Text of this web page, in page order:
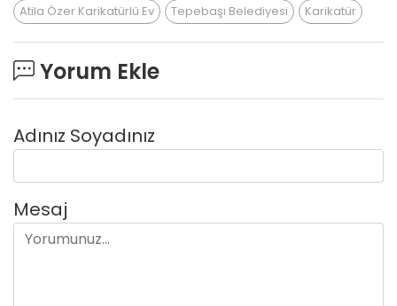
Atila Özer Karikatürlü Ev Tepebaşı Belediyesi Karikatür
Yorum Ekle
Adınız Soyadınız
Mesaj